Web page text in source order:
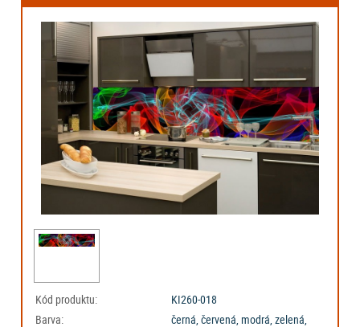
Kód produktu:
KI260-018
Barva:
černá, červená, modrá, zelená,